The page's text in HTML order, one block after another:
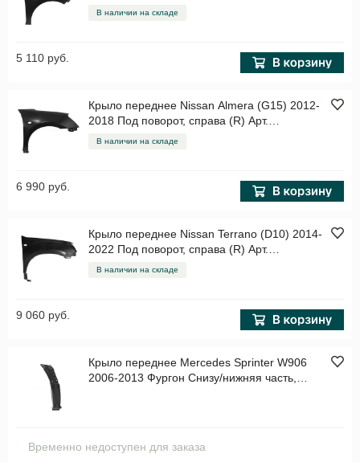
STSDR10161
В наличии на складе
5 110 руб.
Крыло переднее Nissan Almera (G15) 2012-
2018 Под поворот, справа (R) Арт.
STDT08016A1
В наличии на складе
6 990 руб.
Крыло переднее Nissan Terrano (D10) 2014-
2022 Под поворот, справа (R) Арт.
STNSD10161
В наличии на складе
9 060 руб.
Крыло переднее Mercedes Sprinter W906
2006-2013 Фургон Снизу/нижняя часть,
Временно недоступен для заказа